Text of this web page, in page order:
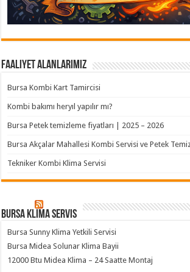
Faaliyet Alanlarımız
Bursa Kombi Kart Tamircisi
Kombi bakımı heryıl yapılır mı?
Bursa Petek temizleme fiyatları | 2025 – 2026
Bursa Akçalar Mahallesi Kombi Servisi ve Petek
Tekniker Kombi Klima Servisi
Bursa klima servis
Bursa Sunny Klima Yetkili Servisi
Bursa Midea Solunar Klima Bayii
12000 Btu Midea Klima – 24 Saatte Montaj